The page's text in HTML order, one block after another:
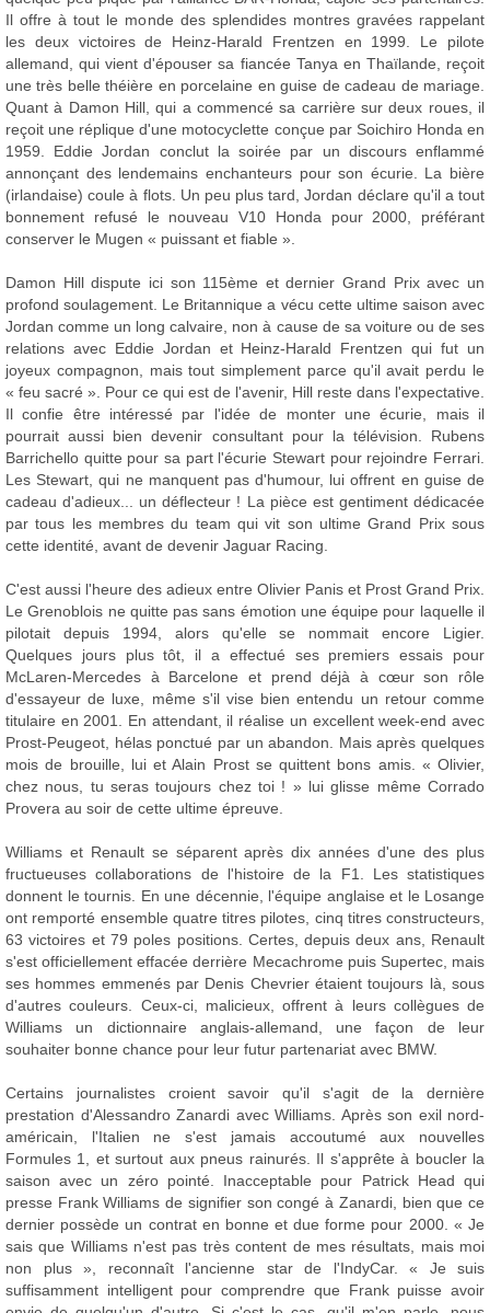
Il offre à tout le monde des splendides montres gravées rappelant
les deux victoires de Heinz-Harald Frentzen en 1999. Le pilote
allemand, qui vient d'épouser sa fiancée Tanya en Thaïlande, reçoit
une très belle théière en porcelaine en guise de cadeau de mariage.
Quant à Damon Hill, qui a commencé sa carrière sur deux roues, il
reçoit une réplique d'une motocyclette conçue par Soichiro Honda en
1959. Eddie Jordan conclut la soirée par un discours enflammé
annonçant des lendemains enchanteurs pour son écurie. La bière
(irlandaise) coule à flots. Un peu plus tard, Jordan déclare qu'il a tout
bonnement refusé le nouveau V10 Honda pour 2000, préférant
conserver le Mugen « puissant et fiable ».
Damon Hill dispute ici son 115ème et dernier Grand Prix avec un
profond soulagement. Le Britannique a vécu cette ultime saison avec
Jordan comme un long calvaire, non à cause de sa voiture ou de ses
relations avec Eddie Jordan et Heinz-Harald Frentzen qui fut un
joyeux compagnon, mais tout simplement parce qu'il avait perdu le
« feu sacré ». Pour ce qui est de l'avenir, Hill reste dans l'expectative.
Il confie être intéressé par l'idée de monter une écurie, mais il
pourrait aussi bien devenir consultant pour la télévision. Rubens
Barrichello quitte pour sa part l'écurie Stewart pour rejoindre Ferrari.
Les Stewart, qui ne manquent pas d'humour, lui offrent en guise de
cadeau d'adieux... un déflecteur ! La pièce est gentiment dédicacée
par tous les membres du team qui vit son ultime Grand Prix sous
cette identité, avant de devenir Jaguar Racing.
C'est aussi l'heure des adieux entre Olivier Panis et Prost Grand Prix.
Le Grenoblois ne quitte pas sans émotion une équipe pour laquelle il
pilotait depuis 1994, alors qu'elle se nommait encore Ligier.
Quelques jours plus tôt, il a effectué ses premiers essais pour
McLaren-Mercedes à Barcelone et prend déjà à cœur son rôle
d'essayeur de luxe, même s'il vise bien entendu un retour comme
titulaire en 2001. En attendant, il réalise un excellent week-end avec
Prost-Peugeot, hélas ponctué par un abandon. Mais après quelques
mois de brouille, lui et Alain Prost se quittent bons amis. « Olivier,
chez nous, tu seras toujours chez toi ! » lui glisse même Corrado
Provera au soir de cette ultime épreuve.
Williams et Renault se séparent après dix années d'une des plus
fructueuses collaborations de l'histoire de la F1. Les statistiques
donnent le tournis. En une décennie, l'équipe anglaise et le Losange
ont remporté ensemble quatre titres pilotes, cinq titres constructeurs,
63 victoires et 79 poles positions. Certes, depuis deux ans, Renault
s'est officiellement effacée derrière Mecachrome puis Supertec, mais
ses hommes emmenés par Denis Chevrier étaient toujours là, sous
d'autres couleurs. Ceux-ci, malicieux, offrent à leurs collègues de
Williams un dictionnaire anglais-allemand, une façon de leur
souhaiter bonne chance pour leur futur partenariat avec BMW.
Certains journalistes croient savoir qu'il s'agit de la dernière
prestation d'Alessandro Zanardi avec Williams. Après son exil nord-
américain, l'Italien ne s'est jamais accoutumé aux nouvelles
Formules 1, et surtout aux pneus rainurés. Il s'apprête à boucler la
saison avec un zéro pointé. Inacceptable pour Patrick Head qui
presse Frank Williams de signifier son congé à Zanardi, bien que ce
dernier possède un contrat en bonne et due forme pour 2000. « Je
sais que Williams n'est pas très content de mes résultats, mais moi
non plus », reconnaît l'ancienne star de l'IndyCar. « Je suis
suffisamment intelligent pour comprendre que Frank puisse avoir